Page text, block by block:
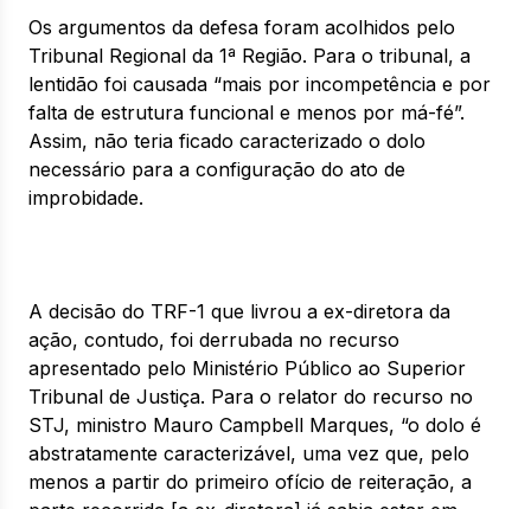
Os argumentos da defesa foram acolhidos pelo
Tribunal Regional da 1ª Região. Para o tribunal, a
lentidão foi causada “mais por incompetência e por
falta de estrutura funcional e menos por má-fé”.
Assim, não teria ficado caracterizado o dolo
necessário para a configuração do ato de
improbidade.
A decisão do TRF-1 que livrou a ex-diretora da
ação, contudo, foi derrubada no recurso
apresentado pelo Ministério Público ao Superior
Tribunal de Justiça. Para o relator do recurso no
STJ, ministro Mauro Campbell Marques, “o dolo é
abstratamente caracterizável, uma vez que, pelo
menos a partir do primeiro ofício de reiteração, a